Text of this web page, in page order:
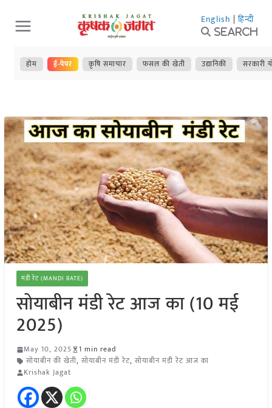
Skip
to
content
English | हिन्दी
Search
होम ई-पेपर कृषि समाचार फसल की खेती उद्यानिकी सरकारी
मंडी रेट (MANDI RATE)
सोयाबीन मंडी रेट आज का (10 मई
2025)
May 10, 2025
1 min read
सोयाबीन की खेती, सोयाबीन मंडी रेट, सोयाबीन मंडी रेट आज का
Krishak Jagat